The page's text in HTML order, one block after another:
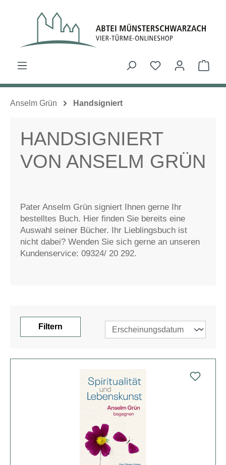
Zum Hauptinhalt springen
Du hast 0
Anselm Grün Handsigniert
HANDSIGNIERT
VON ANSELM GRÜN
Pater Anselm Grün signiert Ihnen gerne Ihr
bestelltes Buch. Hier finden Sie bereits eine
Auswahl seiner Bücher. Ihr Lieblingsbuch ist
nicht dabei? Wenden Sie sich gerne an unseren
Kundenservice: 09324/ 20 292.
Filtern